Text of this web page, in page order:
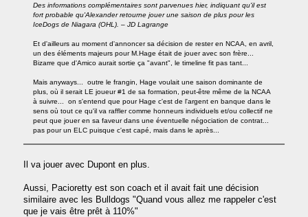
Des informations complémentaires sont parvenues hier, indiquant qu'il est
fort probable qu'Alexander retourne jouer une saison de plus pour les
IceDogs de Niagara (OHL). – JD Lagrange
Et d'ailleurs au moment d'annoncer sa décision de rester en NCAA, en avril,
un des éléments majeurs pour M.Hage était de jouer avec son frère...
Bizarre que d'Amico aurait sortie ça "avant", le timeline fit pas tant...
Mais anyways... outre le frangin, Hage voulait une saison dominante de
plus, où il serait LE joueur #1 de sa formation, peut-être même de la NCAA
à suivre... on s'entend que pour Hage c'est de l'argent en banque dans le
sens où tout ce qu'il va raffler comme honneurs individuels et/ou collectif ne
peut que jouer en sa faveur dans une éventuelle négociation de contrat...
pas pour un ELC puisque c'est capé, mais dans le après...
Il va jouer avec Dupont en plus.
Aussi, Pacioretty est son coach et il avait fait une décision
similaire avec les Bulldogs "Quand vous allez me rappeler c'est
que je vais être prêt à 110%"